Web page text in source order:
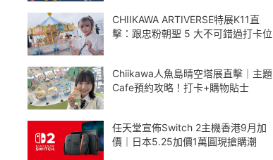
CHIIKAWA ARTIVERSE特展K11直
擊：跟忠粉朝聖 5 大不可錯過打卡位
Chiikawa人魚島晴空塔展直擊｜主題
Cafe預約攻略！打卡+購物貼士
任天堂宣佈Switch 2主機香港9月加
價｜日本5.25加價1萬圓現搶購潮